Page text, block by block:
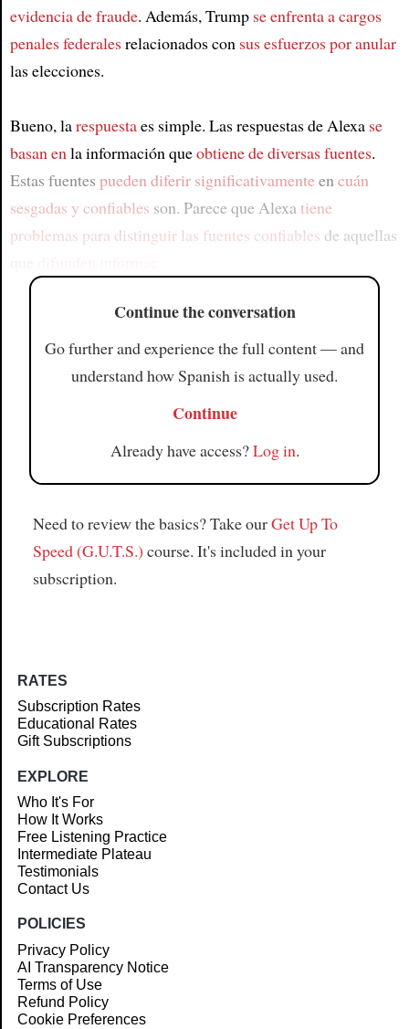
evidencia de fraude. Además, Trump se enfrenta a cargos
penales federalesrelacionados con sus esfuerzos por anular
las elecciones.
Bueno, larespuestaes simple. Las respuestas de Alexa se
basan enla información queobtiene de diversas fuentes.
Estas fuentes pueden diferir significativamenteencuán
sesgadas y confiables son. Parece que Alexatiene
problemas para distinguir las fuentes confiables de aquellas
Continue the conversation
Go further and experience the full content — and
understand how Spanish is actually used.
Continue
Already have access?Log in.
Need to review the basics? Take ourGet Up To
Speed (G.U.T.S.) course. It's included in your
subscription.
RATES
Subscription Rates
Educational Rates
Gift Subscriptions
EXPLORE
Who It's For
How It Works
Free Listening Practice
Intermediate Plateau
Testimonials
Contact Us
POLICIES
Privacy Policy
AI Transparency Notice
Terms of Use
Refund Policy
Cookie Preferences